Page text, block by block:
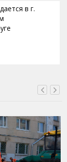
в г.